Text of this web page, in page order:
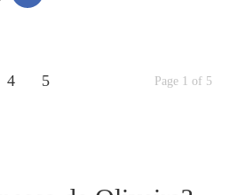
Page 1 of 5
4 5